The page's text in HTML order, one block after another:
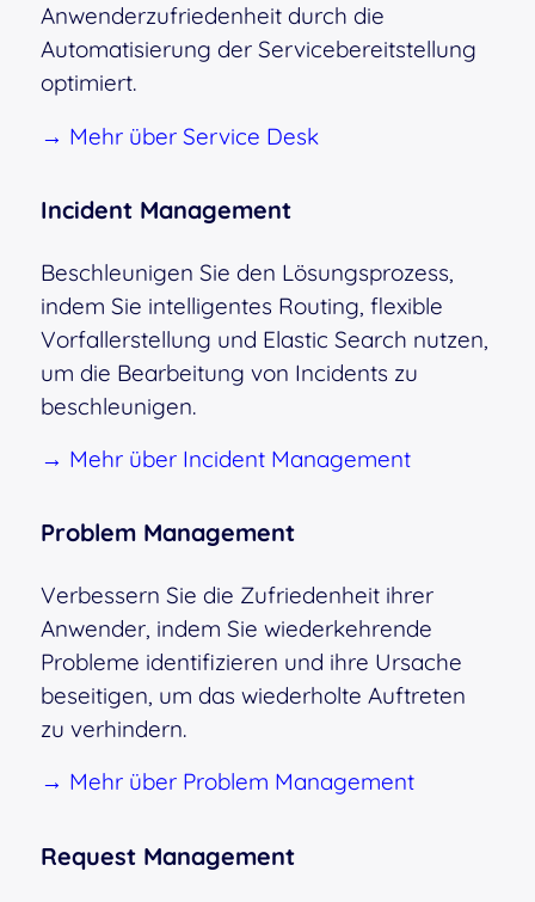
Anwenderzufriedenheit durch die
Automatisierung der Servicebereitstellung
optimiert.
→ Mehr über Service Desk
Incident Management
Beschleunigen Sie den Lösungsprozess,
indem Sie intelligentes Routing, flexible
Vorfallerstellung und Elastic Search nutzen,
um die Bearbeitung von Incidents zu
beschleunigen.
→ Mehr über Incident Management
Problem Management
Verbessern Sie die Zufriedenheit ihrer
Anwender, indem Sie wiederkehrende
Probleme identifizieren und ihre Ursache
beseitigen, um das wiederholte Auftreten
zu verhindern.
→ Mehr über Problem Management
Request Management